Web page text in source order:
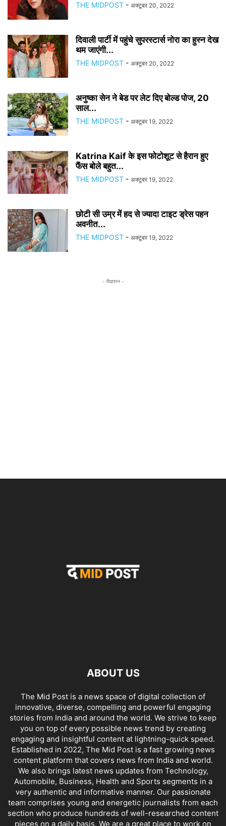
THE MIDPOST - अक्टूबर 20, 2022
दिवाली पार्टी में पहुंचे सुपरस्‍टार्स नोरा का हुस्न देख
थम जाएंगी...
THE MIDPOST - अक्टूबर 20, 2022
अनुष्का सेन ने बेड पर लेट दिए बोल्ड पोज, 20
साल...
THE MIDPOST - अक्टूबर 19, 2022
Katrina Kaif के इस फोटोशूट से हैरान हुए
फैंस बोले बहुत...
THE MIDPOST - अक्टूबर 19, 2022
छोटी सी उम्र में हद से ज्यादा टाइट ड्रेस पहन
अवनीत...
THE MIDPOST - अक्टूबर 19, 2022
- विज्ञापन -
ABOUT US
The Mid Post is a news space of digital collection of
innovative, diverse, compelling and powerful engaging
stories from India and around the world. We strive to keep
you on top of every possible news trend by creating
engaging and insightful content at lightning-quick speed.
Established in 2022, The Mid Post is a fast growing news
content platform that covers news from India and world.
We also brings latest news updates from Technology,
Automobile, Business, Health and Sports segments in a
very authentic and informative manner. Our passionate
team comprises young and energetic journalists from each
section who produce hundreds of well-researched content
pieces on a daily basis. We are a great place to work on